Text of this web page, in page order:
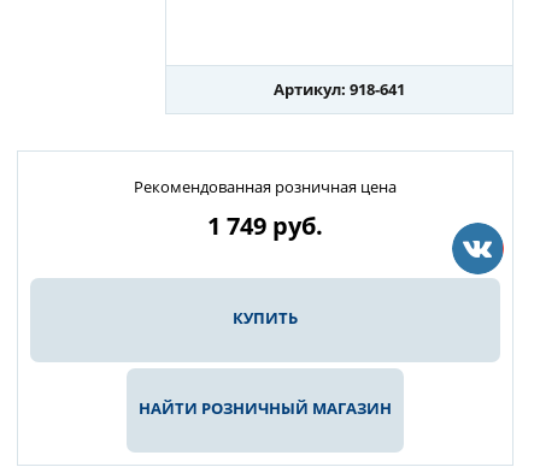
Артикул: 918-641
Рекомендованная розничная цена
1 749 руб.
КУПИТЬ
НАЙТИ РОЗНИЧНЫЙ МАГАЗИН